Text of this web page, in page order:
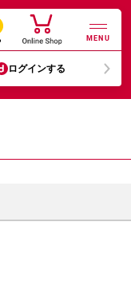
MENU
ログインする